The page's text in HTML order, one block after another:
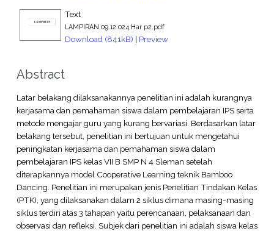
Text
LAMPIRAN 09.12.024 Har p2.pdf
Download (841kB) | Preview
Abstract
Latar belakang dilaksanakannya penelitian ini adalah kurangnya
kerjasama dan pemahaman siswa dalam pembelajaran IPS serta
metode mengajar guru yang kurang bervariasi. Berdasarkan latar
belakang tersebut, penelitian ini bertujuan untuk mengetahui
peningkatan kerjasama dan pemahaman siswa dalam
pembelajaran IPS kelas VII B SMP N 4 Sleman setelah
diterapkannya model Cooperative Learning teknik Bamboo
Dancing. Penelitian ini merupakan jenis Penelitian Tindakan Kelas
(PTK), yang dilaksanakan dalam 2 siklus dimana masing-masing
siklus terdiri atas 3 tahapan yaitu perencanaan, pelaksanaan dan
observasi dan refleksi. Subjek dari penelitian ini adalah siswa kelas